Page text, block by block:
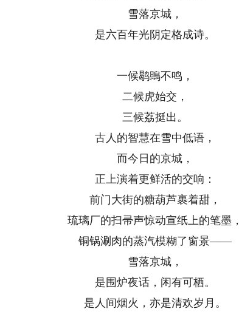
雪落京城，
是六百年光阴定格成诗。
一候鹖鴠不鸣，
二候虎始交，
三候荔挺出。
古人的智慧在雪中低语，
而今日的京城，
正上演着更鲜活的交响：
前门大街的糖葫芦裹着甜，
琉璃厂的扫帚声惊动宣纸上的笔墨，
铜锅涮肉的蒸汽模糊了窗景——
雪落京城，
是围炉夜话，闲有可栖。
是人间烟火，亦是清欢岁月。